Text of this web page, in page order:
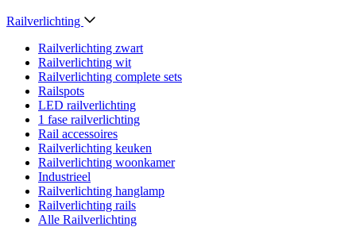
Railverlichting
Railverlichting zwart
Railverlichting wit
Railverlichting complete sets
Railspots
LED railverlichting
1 fase railverlichting
Rail accessoires
Railverlichting keuken
Railverlichting woonkamer
Industrieel
Railverlichting hanglamp
Railverlichting rails
Alle Railverlichting